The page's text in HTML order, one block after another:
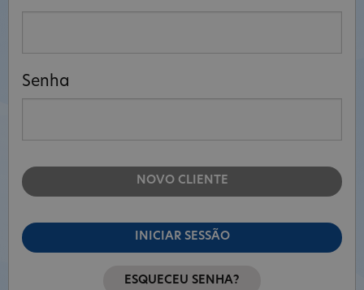
Senha
NOVO CLIENTE
INICIAR SESSÃO
ESQUECEU SENHA?